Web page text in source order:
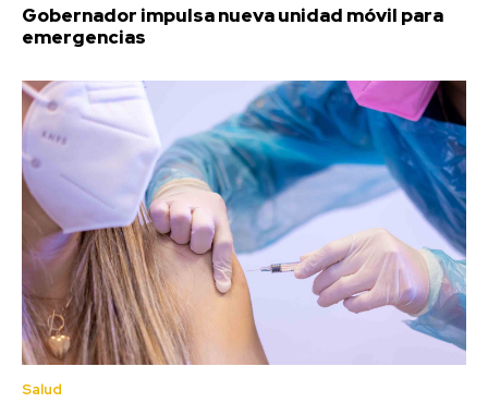
Gobernador impulsa nueva unidad móvil para
emergencias
Salud